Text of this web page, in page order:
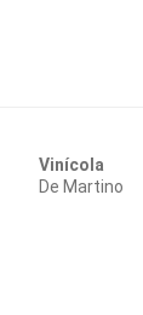
Vinícola
De Martino